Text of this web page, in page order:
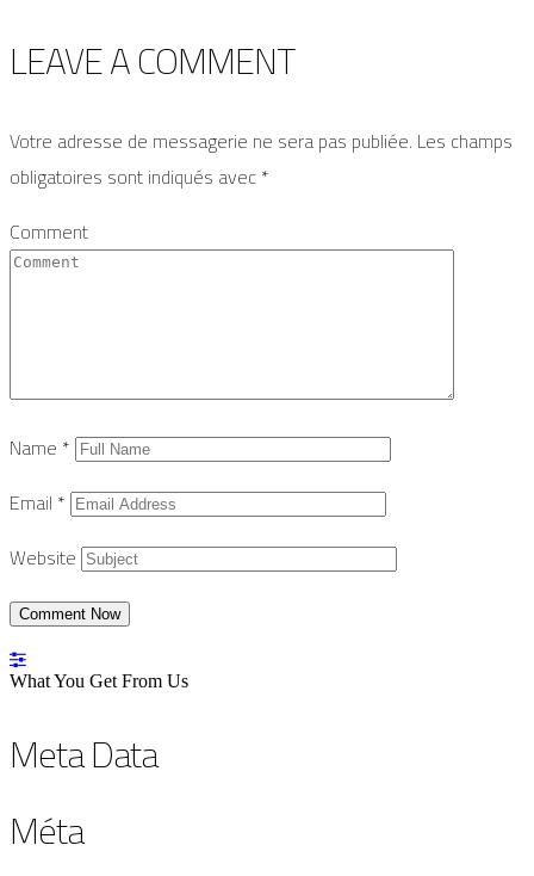
LEAVE ACOMMENT
Votre adresse de messagerie ne sera pas publiée. Les champs
obligatoires sont indiqués avec*
Comment
Name *
Email *
Website
What You Get From Us
Meta Data
Méta